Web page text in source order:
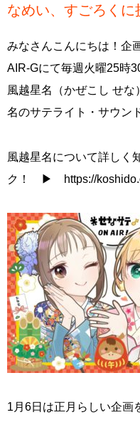
なめい、すごろくに
みなさんこんにちは！企
AIR-Gにて毎週火曜25時
風越星名（かぜこし せ
名のサテライト・サウン
風越星名について詳しく
ク！ ▶ https://
1月6日は正月らしい企画